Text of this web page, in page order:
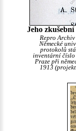
Jeho
Repro
Německé
protokolů
inventární číslo
Praze při
1913 (projekt